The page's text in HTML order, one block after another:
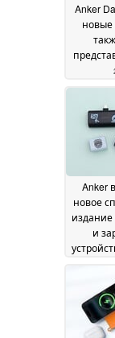
Anker
новые
Anker
новое
издание
и